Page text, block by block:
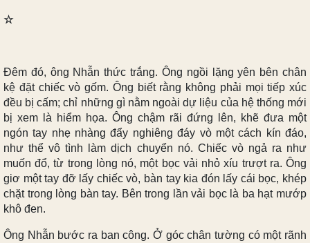
☆
Đêm đó, ông Nhẫn thức trắng. Ông ngồi lặng yên bên chân
kệ đặt chiếc vò gốm. Ông biết rằng không phải mọi tiếp xúc
đều bị cấm; chỉ những gì nằm ngoài dự liệu của hệ thống mới
bị xem là hiểm họa. Ông chậm rãi đứng lên, khẽ đưa một
ngón tay nhẹ nhàng đẩy nghiêng đáy vò một cách kín đáo,
như thể vô tình làm dịch chuyển nó. Chiếc vò ngả ra như
muốn đổ, từ trong lòng nó, một bọc vải nhỏ xíu trượt ra. Ông
giơ một tay đỡ lấy chiếc vò, bàn tay kia đón lấy cái bọc, khép
chặt trong lòng bàn tay. Bên trong lần vải bọc là ba hạt mướp
khô đen.
Ông Nhẫn bước ra ban công. Ở góc chân tường có một rãnh